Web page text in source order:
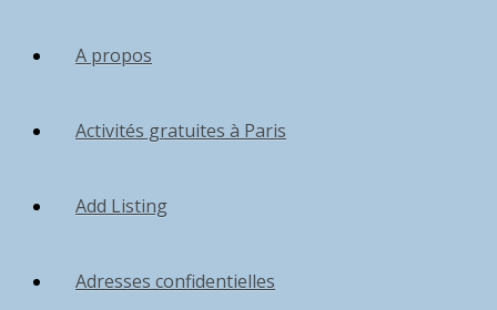
A propos
Activités gratuites à Paris
Add Listing
Adresses confidentielles